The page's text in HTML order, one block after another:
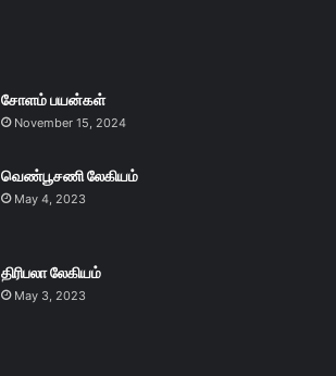
சோளம் பயன்கள்
November 15, 2024
வெண்பூசணி லேகியம்
May 4, 2023
திரிபலா லேகியம்
May 3, 2023